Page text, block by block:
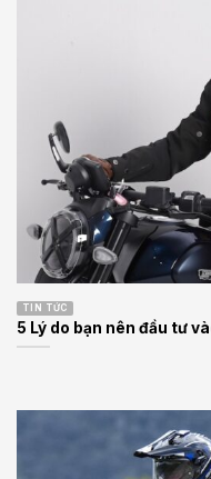
TIN TỨC
5 Lý do bạn nên đầu tư